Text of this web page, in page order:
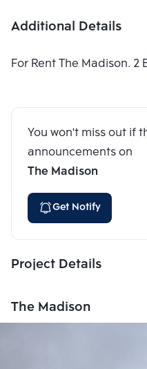
Additional Details
For Rent The Madison. 2
You won't miss out if
announcements on
The Madison
Get Notify
Project Details
The Madison